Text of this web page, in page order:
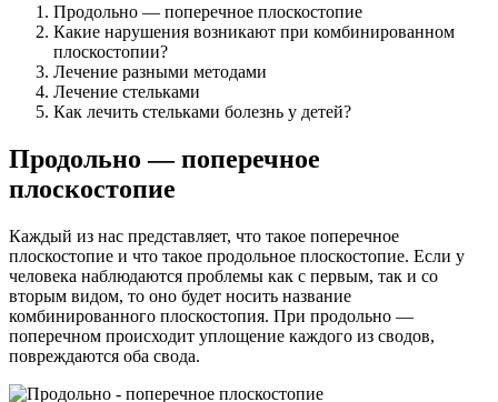
Продольно — поперечное плоскостопие
Какие нарушения возникают при комбинированном
плоскостопии?
Лечение разными методами
Лечение стельками
Как лечить стельками болезнь у детей?
Продольно — поперечное
плоскостопие
Каждый из нас представляет, что такое поперечное
плоскостопие и что такое продольное плоскостопие. Если у
человека наблюдаются проблемы как с первым, так и со
вторым видом, то оно будет носить название
комбинированного плоскостопия. При продольно —
поперечном происходит уплощение каждого из сводов,
повреждаются оба свода.